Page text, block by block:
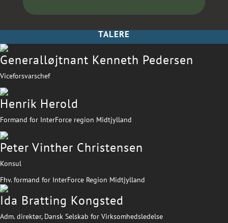
TALERE
Generalløjtnant Kenneth Pedersen
Viceforsvarschef
Henrik Herold
Formand for InterForce region Midtjylland
Peter Vinther Christensen
Konsul
Fhv. formand for InterForce Region Midtjylland
Ida Bratting Kongsted
Adm. direktør, Dansk Selskab for Virksomhedsledelse